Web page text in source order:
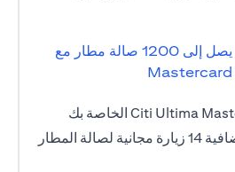
إمكانية الدخول إلى ما يصل إلى 1200 صالة مطار مع
توفر لك بطاقة Citi Ultima Mastercard الخاصة بك
ولحاملي البطاقات الإضافية 14 زيارة مجانية لصالة المطار